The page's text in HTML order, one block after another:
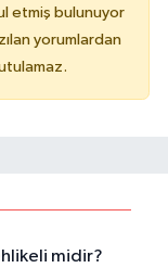
etmiş bulunuyor
yorumlardan
midir?